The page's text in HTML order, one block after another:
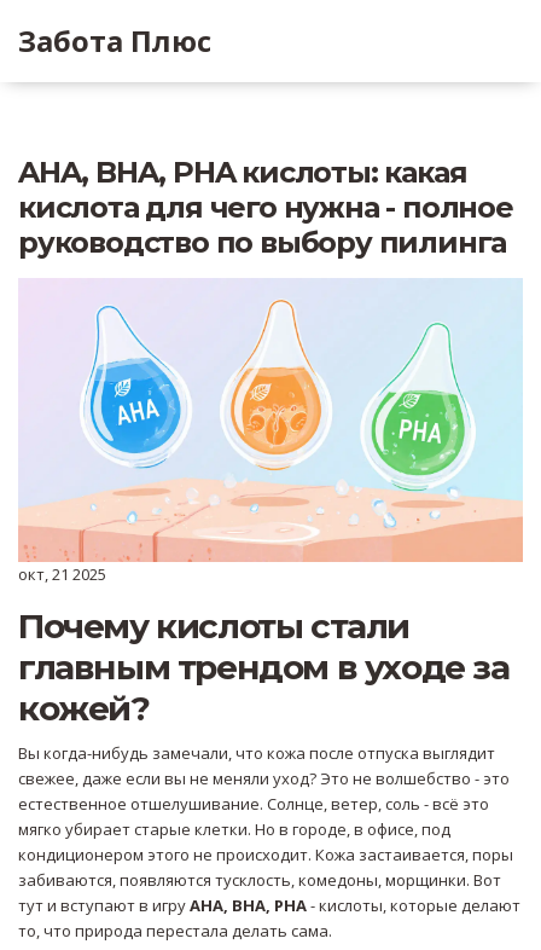
Забота Плюс
AHA, BHA, PHA кислоты: какая
кислота для чего нужна - полное
руководство по выбору пилинга
окт, 21 2025
Почему кислоты стали
главным трендом в уходе за
кожей?
Вы когда-нибудь замечали, что кожа после отпуска выглядит
свежее, даже если вы не меняли уход? Это не волшебство - это
естественное отшелушивание. Солнце, ветер, соль - всё это
мягко убирает старые клетки. Но в городе, в офисе, под
кондиционером этого не происходит. Кожа застаивается, поры
забиваются, появляются тусклость, комедоны, морщинки. Вот
тут и вступают в игруAHA, BHA, PHA- кислоты, которые делают
то, что природа перестала делать сама.